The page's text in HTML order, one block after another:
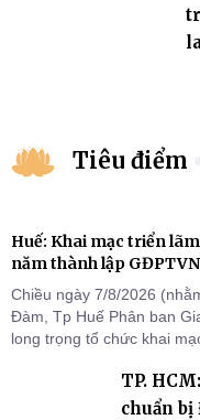
Tiêu điểm
Huế: Khai mạc triển
năm thành lập GĐPTVN
Chiều ngày 7/8/2026
Đàm, Tp Huế Phân ban
long trọng tổ chức khai
TP.
chuẩn bị